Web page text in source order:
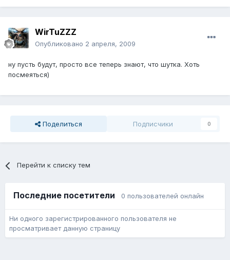
WirTuZZZ
Опубликовано 2 апреля, 2009
ну пусть будут, просто все теперь знают, что шутка. Хоть
посмеяться)
Поделиться Подписчики 0
Перейти к списку тем
Последние посетители 0 пользователей онлайн
Ни одного зарегистрированного пользователя не
просматривает данную страницу